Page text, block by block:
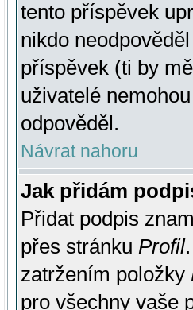
tento příspěvek
nikdo
příspěvek (ti by
uživatelé
odpověděl.
Návrat nahoru
Jak přidám
Přidat podpis
přes stránku Profil
zatržením položky
pro všechny vaše